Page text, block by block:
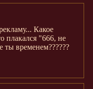
Какое
плакался "666, не
временем??????